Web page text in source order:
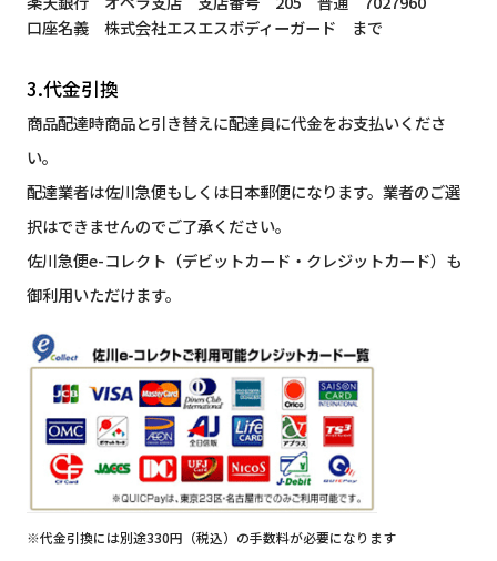
口座名義 株式会社エスエスボディーガード まで
3.代金引換
商品配達時商品と引き替えに配達員に代金をお支払いくださ
い。
配達業者は佐川急便もしくは日本郵便になります。業者のご選
択はできませんのでご了承ください。
佐川急便e-コレクト（デビットカード・クレジットカード）も
御利用いただけます。
※代金引換には別途330円（税込）の手数料が必要になります